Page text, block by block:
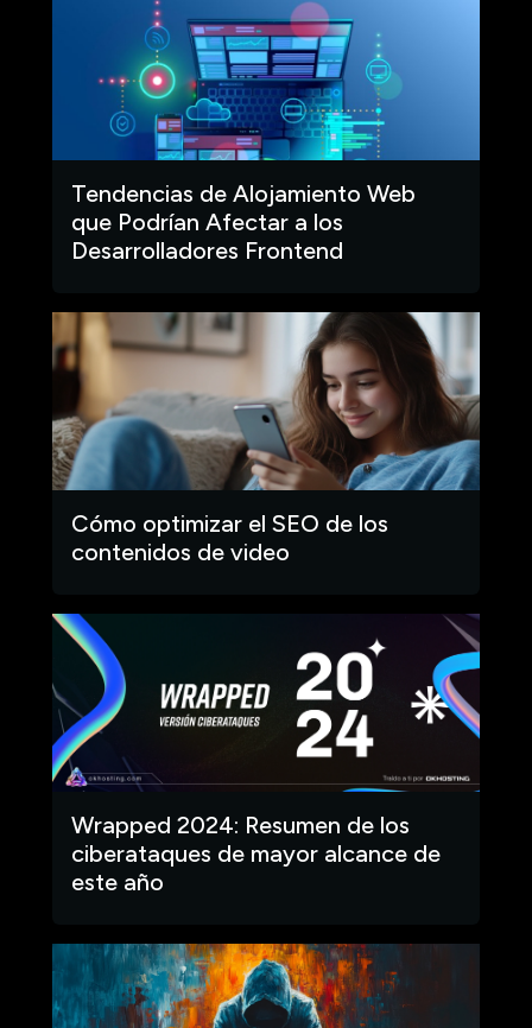
Tendencias de Alojamiento Web
que Podrían Afectar a los
Desarrolladores Frontend
Cómo optimizar el SEO de los
contenidos de video
Wrapped 2024: Resumen de los
ciberataques de mayor alcance de
este año